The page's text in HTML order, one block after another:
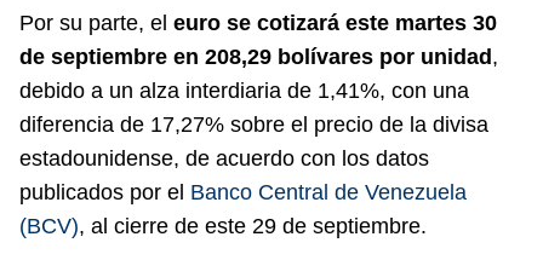
Por su parte, el euro se cotizará este martes 30
de septiembre en 208,29 bolívares por unidad,
debido a un alza interdiaria de 1,41%, con una
diferencia de 17,27% sobre el precio de la divisa
estadounidense, de acuerdo con los datos
publicados por el Banco Central de Venezuela
(BCV), al cierre de este 29 de septiembre.